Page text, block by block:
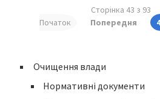
Сторінка 43 з 93
Початок
Попередня
Очищення влади
Нормативні документи